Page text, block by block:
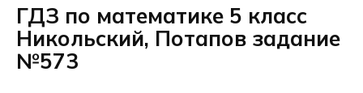
ГДЗ по математике 5 класс
Никольский, Потапов задание
№573